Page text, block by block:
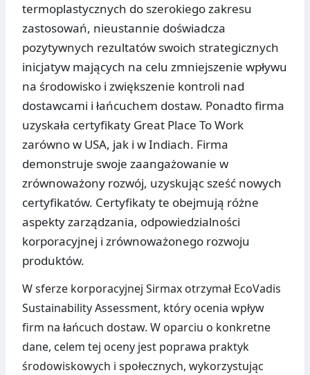
termoplastycznych do szerokiego zakresu
zastosowań, nieustannie doświadcza
pozytywnych rezultatów swoich strategicznych
inicjatyw mających na celu zmniejszenie wpływu
na środowisko i zwiększenie kontroli nad
dostawcami i łańcuchem dostaw. Ponadto firma
uzyskała certyfikaty Great Place To Work
zarówno w USA, jak i w Indiach. Firma
demonstruje swoje zaangażowanie w
zrównoważony rozwój, uzyskując sześć nowych
certyfikatów. Certyfikaty te obejmują różne
aspekty zarządzania, odpowiedzialności
korporacyjnej i zrównoważonego rozwoju
produktów.
W sferze korporacyjnej Sirmax otrzymał EcoVadis
Sustainability Assessment, który ocenia wpływ
firm na łańcuch dostaw. W oparciu o konkretne
dane, celem tej oceny jest poprawa praktyk
środowiskowych i społecznych, wykorzystując